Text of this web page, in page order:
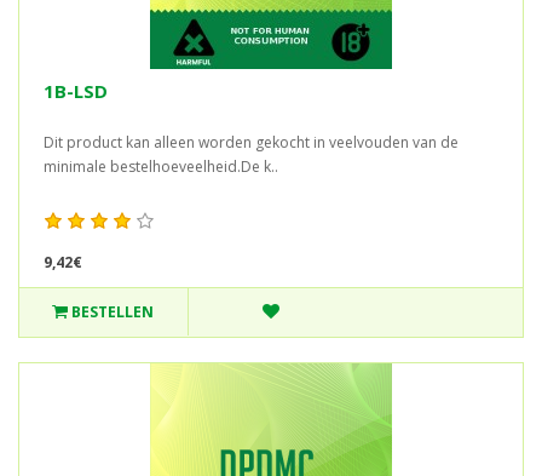
1B-LSD
Dit product kan alleen worden gekocht in veelvouden van de
minimale bestelhoeveelheid.De k..
9,42€
BESTELLEN